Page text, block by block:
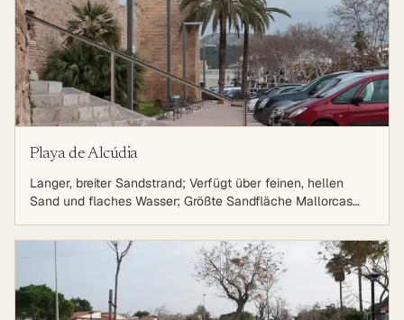
Playa de Alcúdia
Langer, breiter Sandstrand; Verfügt über feinen, hellen
Sand und flaches Wasser; Größte Sandfläche Mallorcas